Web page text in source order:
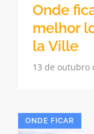
Onde
melhor
la Ville
13 de outubro
ONDE FICAR